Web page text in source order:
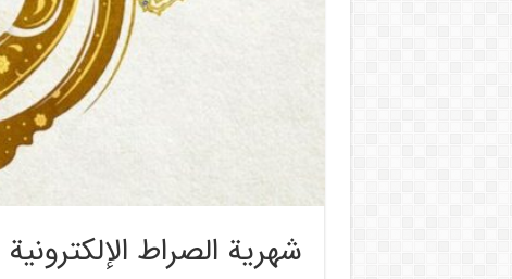
شهریة الصراط الإلكترونية 140